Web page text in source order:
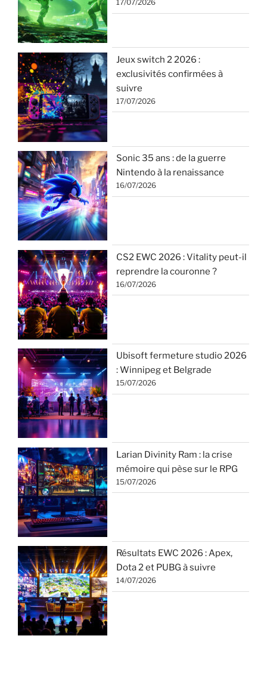
17/07/2026
Jeux switch 2 2026 :
exclusivités confirmées à
suivre
17/07/2026
Sonic 35 ans : de la guerre
Nintendo à la renaissance
16/07/2026
CS2 EWC 2026 : Vitality peut-il
reprendre la couronne ?
16/07/2026
Ubisoft fermeture studio 2026
: Winnipeg et Belgrade
15/07/2026
Larian Divinity Ram : la crise
mémoire qui pèse sur le RPG
15/07/2026
Résultats EWC 2026 : Apex,
Dota 2 et PUBG à suivre
14/07/2026